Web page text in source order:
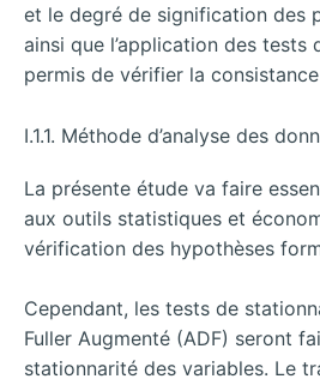
et le degré de signification des
ainsi que l’application des tests
permis de vérifier la
I.1.1. Méthode d’analyse des
La présente étude va faire
aux outils statistiques et
vérification des hypothèses
Cependant, les tests de
Fuller Augmenté (ADF) seront
stationnarité des variables. Le